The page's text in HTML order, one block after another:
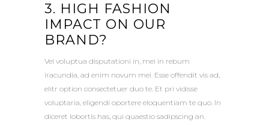
3. HIGH FASHION
IMPACT ON OUR
BRAND?
Vel voluptua disputationi in, mei in rebum
iracundia, ad enim novum mei. Esse offendit vis ad,
elitr option consectetuer duo te. Et pri vidisse
voluptaria, eligendi oportere eloquentiam te quo. In
diceret lobortis has, qui quaestio sadipscing an.